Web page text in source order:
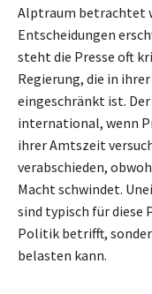
Alptraum betrachtet
Entscheidungen
steht die Presse oft
Regierung, die in
eingeschränkt ist.
international, wenn
ihrer Amtszeit
verabschieden,
Macht schwindet.
sind typisch für diese
Politik betrifft,
belasten kann.